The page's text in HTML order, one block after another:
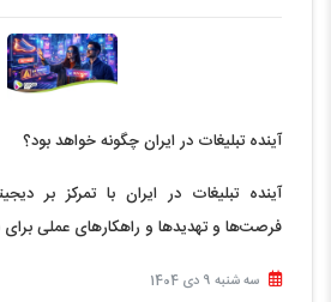
آینده تبلیغات در ایران چگونه خواهد بود؟
آینده تبلیغات در ایران با تمرکز بر
فرصت‌ها و تهدیدها و راهکارهای عملی
سه شنبه 9 دی 1404